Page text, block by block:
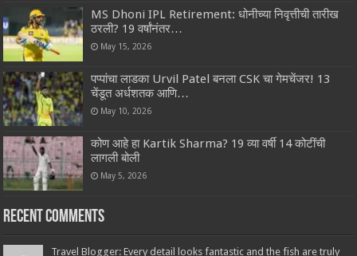
MS Dhoni IPL Retirement: धोनीच्या निवृत्तीची तारीख
ठरली? 19 वर्षांनंतर…
May 15, 2026
पप्पांचा लाडका Urvil Patel बनला CSK चा गेमचेंजर! 13
चेंडूत अर्धशतक आणि…
May 10, 2026
कोण आहे हा Kartik Sharma? 19 व्या वर्षी 14 कोटींची
लागली बोली
May 5, 2026
Recent Comments
Travel Blogger: Every detail looks fantastic and the fish are truly